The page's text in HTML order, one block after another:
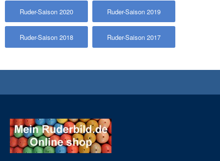
Ruder-Saison 2020 Ruder-Saison 2019
Ruder-Saison 2018 Ruder-Saison 2017